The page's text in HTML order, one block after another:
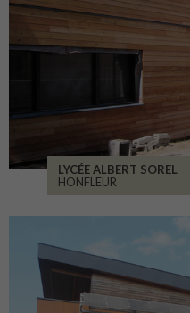
LYCÉE ALBERT SOREL
HONFLEUR